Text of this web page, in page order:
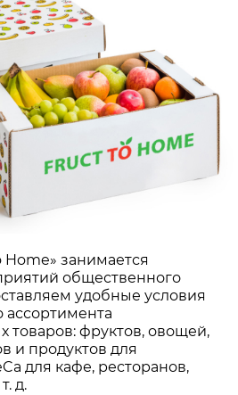
занимается
общественного
удобные условия
ассортимента
товаров: фруктов, овощей,
и продуктов для
для кафе, ресторанов,
д.